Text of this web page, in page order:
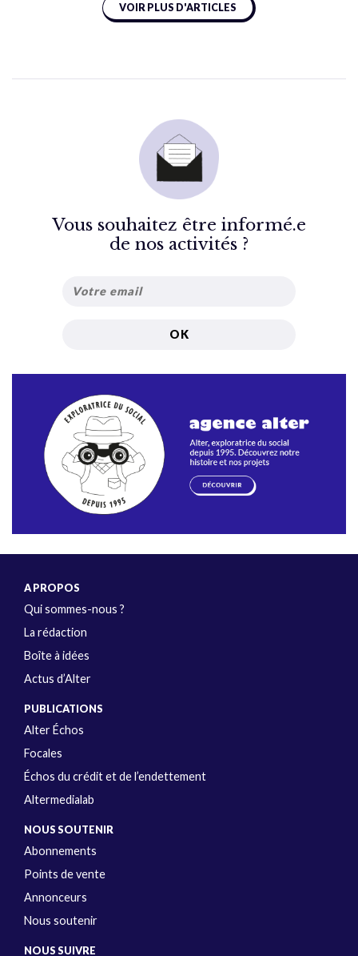
VOIR PLUS D'ARTICLES
Vous souhaitez être informé.e
de nos activités ?
A PROPOS
Qui sommes-nous ?
La rédaction
Boîte à idées
Actus d’Alter
PUBLICATIONS
Alter Échos
Focales
Échos du crédit et de l’endettement
Altermedialab
NOUS SOUTENIR
Abonnements
Points de vente
Annonceurs
Nous soutenir
NOUS SUIVRE